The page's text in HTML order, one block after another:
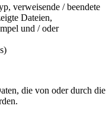
verweisende / beendete
Dateien,
und / oder
die von oder durch die